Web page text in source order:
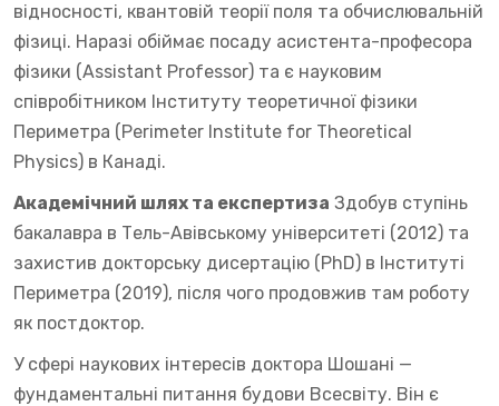
відносності, квантовій теорії поля та обчислювальній
фізиці. Наразі обіймає посаду асистента-професора
фізики (Assistant Professor) та є науковим
співробітником Інституту теоретичної фізики
Периметра (Perimeter Institute for Theoretical
Physics) в Канаді.
Академічний шлях та експертиза Здобув ступінь
бакалавра в Тель-Авівському університеті (2012) та
захистив докторську дисертацію (PhD) в Інституті
Периметра (2019), після чого продовжив там роботу
як постдоктор.
У сфері наукових інтересів доктора Шошані —
фундаментальні питання будови Всесвіту. Він є